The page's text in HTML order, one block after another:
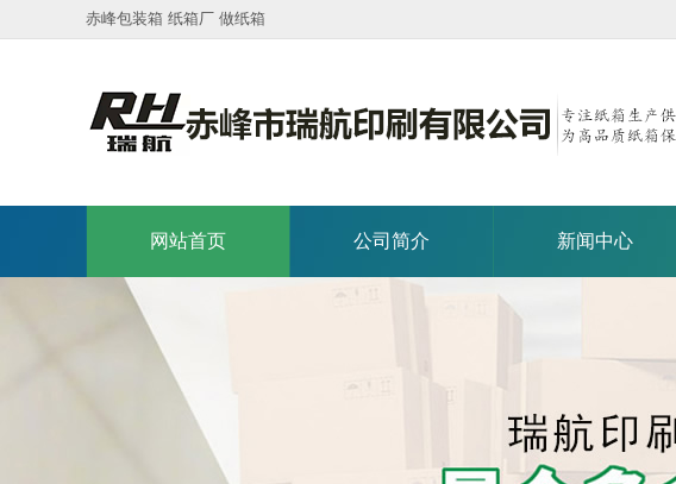
赤峰包装箱 纸箱厂 做纸箱
网站首页 公司简介 新闻中心